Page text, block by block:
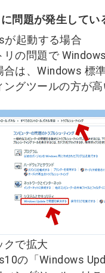
問題が発生してい
が起動する場合
リの問題で
合は、Windows 標
ングツールの方が
で拡大
の「Windows